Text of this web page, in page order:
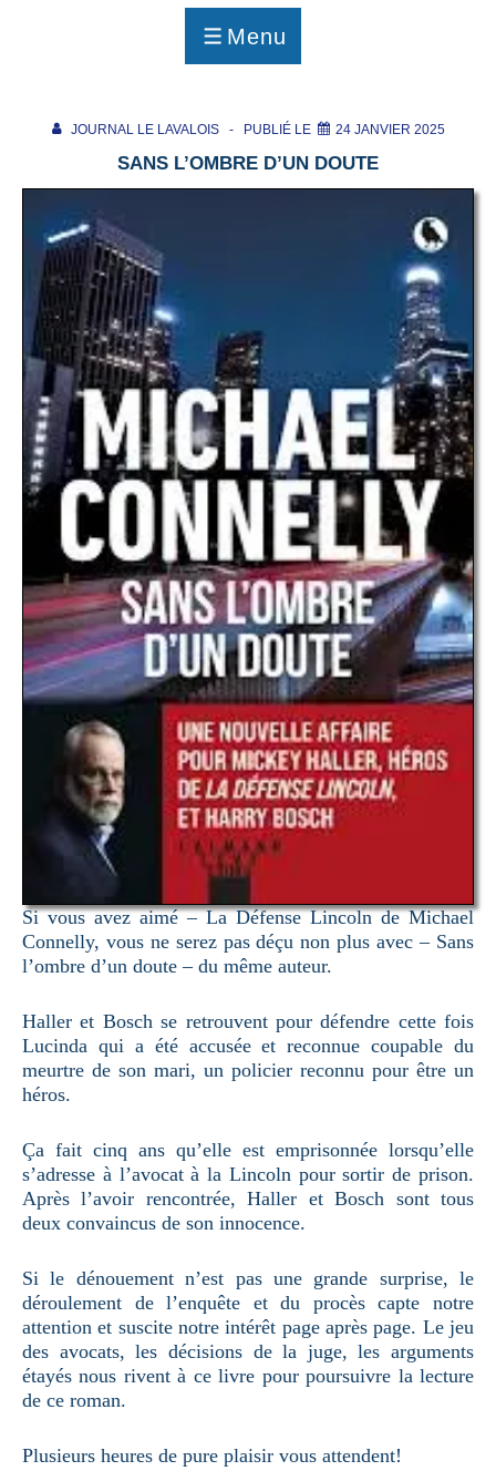
Menu
MENU
JOURNAL LE LAVALOIS PUBLIÉ LE 24 JANVIER 2025
SANS L’OMBRE D’UN DOUTE
Si vous avez aimé – La Défense Lincoln de Michael
Connelly, vous ne serez pas déçu non plus avec – Sans
l’ombre d’un doute – du même auteur.
Haller et Bosch se retrouvent pour défendre cette fois
Lucinda qui a été accusée et reconnue coupable du
meurtre de son mari, un policier reconnu pour être un
héros.
Ça fait cinq ans qu’elle est emprisonnée lorsqu’elle
s’adresse à l’avocat à la Lincoln pour sortir de prison.
Après l’avoir rencontrée, Haller et Bosch sont tous
deux convaincus de son innocence.
Si le dénouement n’est pas une grande surprise, le
déroulement de l’enquête et du procès capte notre
attention et suscite notre intérêt page après page. Le jeu
des avocats, les décisions de la juge, les arguments
étayés nous rivent à ce livre pour poursuivre la lecture
de ce roman.
Plusieurs heures de pure plaisir vous attendent!